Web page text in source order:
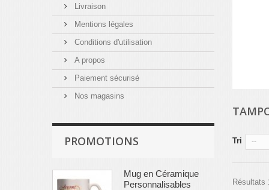
Livraison
Mentions légales
Conditions d'utilisation
A propos
Paiement sécurisé
Nos magasins
PROMOTIONS
Mug en Céramique
Personnalisables
Tri --
Résultats